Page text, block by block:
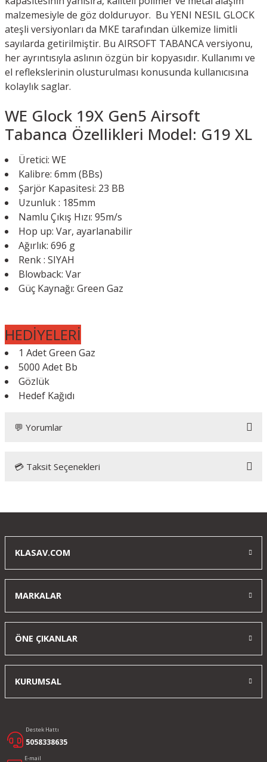
malzemesiyle de göz dolduruyor. Bu YENI NESIL GLOCK
ateşli versiyonları da MKE tarafından ülkemize limitli
sayılarda getirilmiştir. Bu AIRSOFT TABANCA versiyonu,
her ayrıntısıyla aslının özgün bir kopyasıdır. Kullanımı ve
el reflekslerinin olusturulması konusunda kullanıcısına
kolaylık saglar.
WE Glock 19X Gen5 Airsoft
Tabanca Özellikleri Model: G19 XL
Üretici: WE
Kalibre: 6mm (BBs)
Şarjör Kapasitesi: 23 BB
Uzunluk : 185mm
Namlu Çıkış Hızı: 95m/s
Hop up: Var, ayarlanabilir
Ağırlık: 696 g
Renk : SIYAH
Blowback: Var
Güç Kaynağı: Green Gaz
HEDİYELERİ
1 Adet Green Gaz
5000 Adet Bb
Gözlük
Hedef Kağıdı
💬 Yorumlar
Bu ürüne ilk yorumu siz yapın!
💳 Taksit Seçenekleri
KLASAV.COM
MARKALAR
ÖNE ÇIKANLAR
KURUMSAL
Destek Hattı
5058338635
E-mail